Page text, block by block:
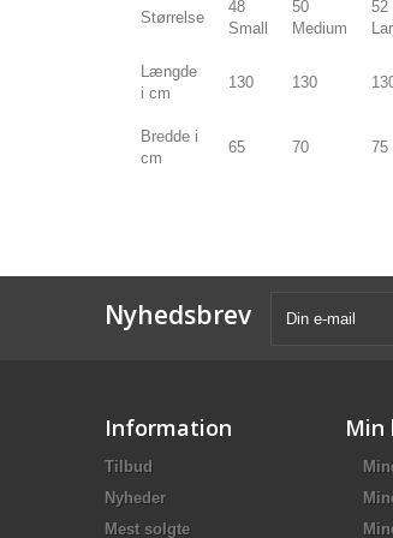
Størrelse
48
Small
50
Medium
52
Længde
i cm
130 130
Bredde i
cm
65 70 75
Nyhedsbrev
Information
Tilbud
Nyheder
Mest solgte
Min